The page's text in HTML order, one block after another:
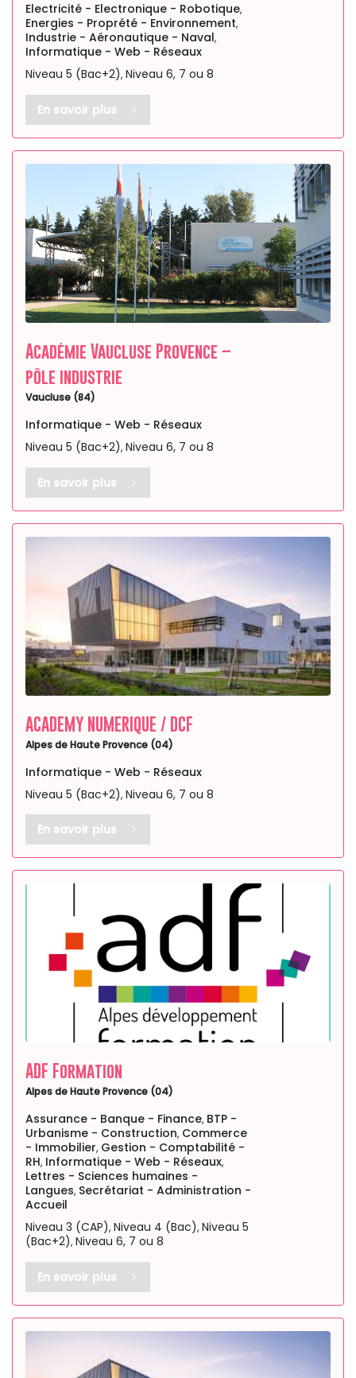
Electricité - Electronique - Robotique,
Energies - Proprété - Environnement,
Industrie - Aéronautique - Naval,
Informatique - Web - Réseaux
Niveau 5 (Bac+2), Niveau 6, 7 ou 8
En savoir plus
Académie Vaucluse Provence –
pôle industrie
Vaucluse (84)
Informatique - Web - Réseaux
Niveau 5 (Bac+2), Niveau 6, 7 ou 8
En savoir plus
ACADEMY NUMERIQUE / DCF
Alpes de Haute Provence (04)
Informatique - Web - Réseaux
Niveau 5 (Bac+2), Niveau 6, 7 ou 8
En savoir plus
ADF Formation
Alpes de Haute Provence (04)
Assurance - Banque - Finance, BTP -
Urbanisme - Construction, Commerce
- Immobilier, Gestion - Comptabilité -
RH, Informatique - Web - Réseaux,
Lettres - Sciences humaines -
Langues, Secrétariat - Administration -
Accueil
Niveau 3 (CAP), Niveau 4 (Bac), Niveau 5
(Bac+2), Niveau 6, 7 ou 8
En savoir plus